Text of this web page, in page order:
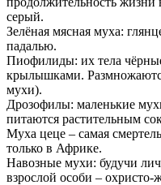
серый.
Зелёная мясная муха:
падалью.
Пиофилиды: их тела
крылышками.
мухи).
Дрозофилы: маленькие
питаются растительным
Муха цеце – самая
только в Африке.
Навозные мухи: будучи
взрослой особи –